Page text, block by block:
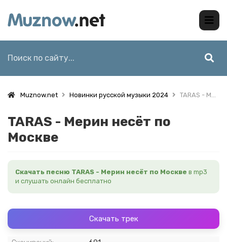
Muznow.net Новинки русской музыки 2024 TARAS - Мерин несёт по Москве
TARAS - Мерин несёт по
Москве
Скачать песню TARAS - Мерин несёт по Москве в mp3
и слушать онлайн бесплатно
Скачать трек